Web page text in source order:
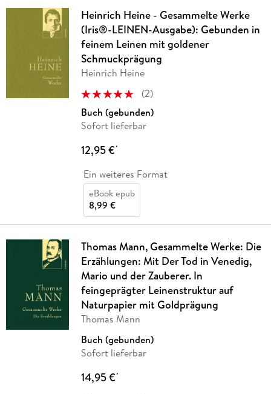
Heinrich Heine - Gesammelte Werke
(Iris®-LEINEN-Ausgabe): Gebunden in
feinem Leinen mit goldener
Schmuckprägung
Heinrich Heine
(2)
Buch (gebunden)
Sofort lieferbar
12,95 €*
Ein weiteres Format
eBook epub
8,99 €
Thomas Mann, Gesammelte Werke: Die
Erzählungen: Mit Der Tod in Venedig,
Mario und der Zauberer. In
feingeprägter Leinenstruktur auf
Naturpapier mit Goldprägung
Thomas Mann
Buch (gebunden)
Sofort lieferbar
14,95 €*